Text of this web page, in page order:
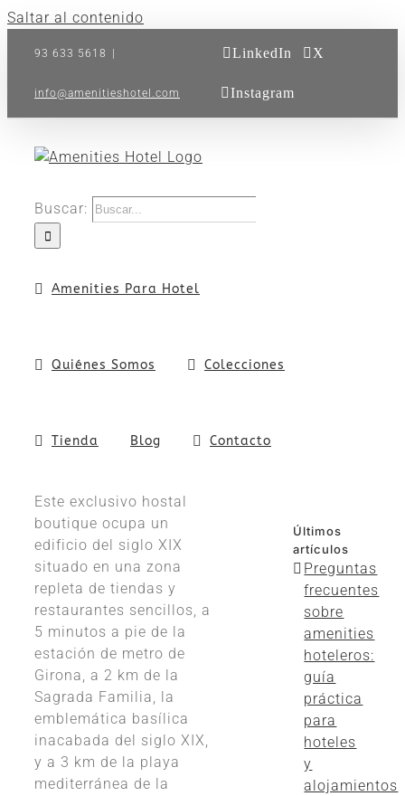
Saltar al contenido
93 633 5618
info@amenitieshotel.com
LinkedIn X
Instagram
Buscar:
Amenities Para Hotel
Quiénes Somos Colecciones
Tienda Blog Contacto
Este exclusivo hostal
boutique ocupa un
edificio del siglo XIX
situado en una zona
repleta de tiendas y
restaurantes sencillos, a
5 minutos a pie de la
estación de metro de
Girona, a 2 km de la
Sagrada Familia, la
emblemática basílica
inacabada del siglo XIX,
y a 3 km de la playa
mediterránea de la
Últimos
artículos
Preguntas
frecuentes
sobre
amenities
hoteleros:
guía
práctica
para
hoteles
y
alojamientos